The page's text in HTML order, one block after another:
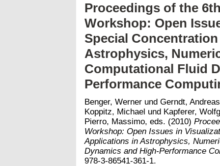
Proceedings of the
Workshop: Open
Special
Astrophysics,
Computational Fluid
Performance
Benger, Werner und Gerndt, Andreas
Koppitz, Michael und Kapferer,
Pierro, Massimo, eds. (2010)
Workshop: Open Issues in
Applications in Astrophysics,
Dynamics and High-Performance
978-3-86541-361-1.